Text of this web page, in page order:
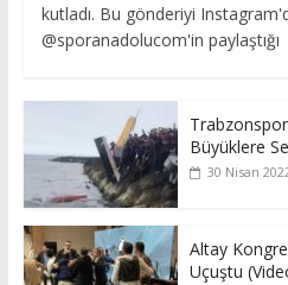
kutladı. Bu gönderiyi
@sporanadolucom'in paylaştığı
Büyüklere
30 Nisan
Altay
Uçuştu